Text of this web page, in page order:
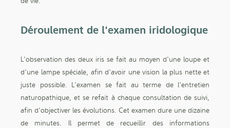
Déroulement de l'examen iridologique
L'observation des deux iris se fait au moyen d'une loupe et
d'une lampe spéciale, afin d'avoir une vision la plus nette et
juste possible. L'examen se fait au terme de l'entretien
naturopathique, et se refait à chaque consultation de suivi,
afin d'objectiver les évolutions. Cet examen dure une dizaine
de minutes. Il permet de recueillir des informations